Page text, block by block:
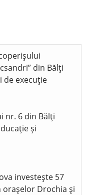
din Bălți
de execuție
nr. 6 din Bălți
și
investește 57
Drochia și